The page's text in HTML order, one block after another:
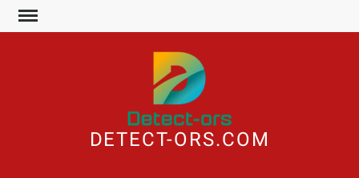
Skip
to
DETECT-ORS.COM